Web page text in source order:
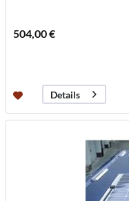
504,00 €
Details